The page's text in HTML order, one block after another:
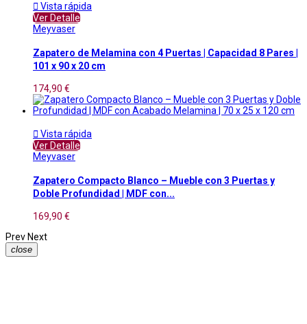
 Vista rápida
Ver Detalle
Meyvaser
Zapatero de Melamina con 4 Puertas | Capacidad 8 Pares |
101 x 90 x 20 cm
174,90 €
 Vista rápida
Ver Detalle
Meyvaser
Zapatero Compacto Blanco – Mueble con 3 Puertas y
Doble Profundidad | MDF con...
169,90 €
Prev Next
close